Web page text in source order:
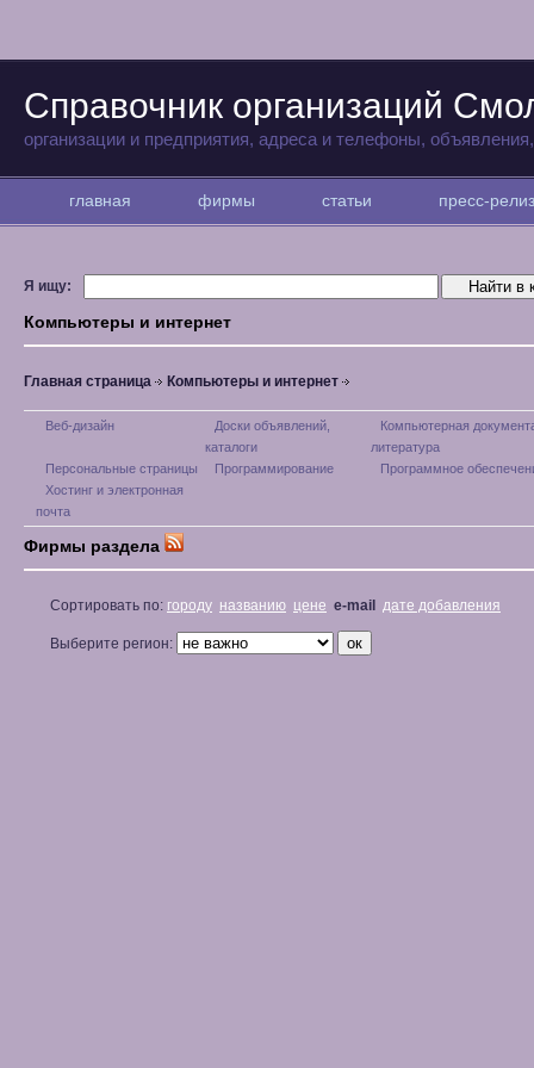
Справочник организаций
организации и предприятия, адреса и телефоны,
главная фирмы статьи пресс-
Я ищу:
Компьютеры и интернет
Главная страница Компьютеры и интернет
Веб-дизайн
Доски объявлений,
каталоги
Компьютерная
литература
Персональные страницы
Программирование
Программное
Хостинг и электронная
почта
Фирмы раздела
Сортировать по: городу названию цене e-mail дате добавления
Выберите регион: